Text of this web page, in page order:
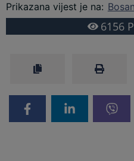
Prikazana vijest je na:
6156